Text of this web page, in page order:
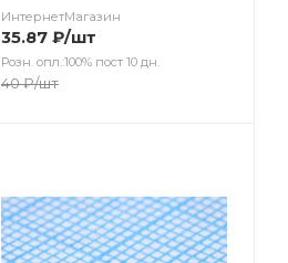
ИнтернетМагазин
35.87 ₽/шт
Розн. опл.:100% пост 10 дн.
40₽/шт